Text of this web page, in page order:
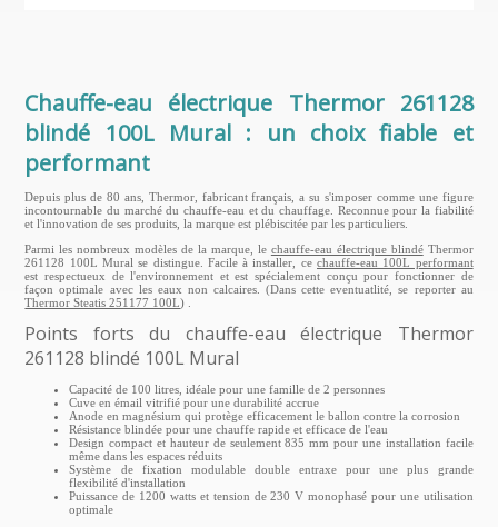
Chauffe-eau électrique Thermor 261128
blindé 100L Mural : un choix fiable et
performant
Depuis plus de 80 ans, Thermor, fabricant français, a su s'imposer comme une figure
incontournable du marché du chauffe-eau et du chauffage. Reconnue pour la fiabilité
et l'innovation de ses produits, la marque est plébiscitée par les particuliers.
Parmi les nombreux modèles de la marque, le chauffe-eau électrique blindéThermor
261128 100L Mural se distingue. Facile à installer, cechauffe-eau 100L performant
est respectueux de l'environnement et est spécialement conçu pour fonctionner de
façon optimale avec les eaux non calcaires. (Dans cette eventuatlité, se reporter au
Thermor Steatis 251177 100L) .
Points forts du chauffe-eau électrique Thermor
261128 blindé 100L Mural
Capacité de 100 litres, idéale pour une famille de 2 personnes
Cuve en émail vitrifié pour une durabilité accrue
Anode en magnésium qui protège efficacement le ballon contre la corrosion
Résistance blindée pour une chauffe rapide et efficace de l'eau
Design compact et hauteur de seulement 835 mm pour une installation facile
même dans les espaces réduits
Système de fixation modulable double entraxe pour une plus grande
flexibilité d'installation
Puissance de 1200 watts et tension de 230 V monophasé pour une utilisation
optimale